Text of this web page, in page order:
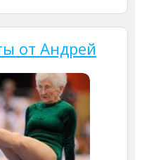
от Андрей